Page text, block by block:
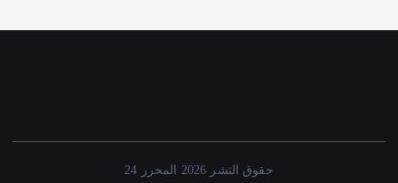
حقوق النشر 2026 المحرر 24